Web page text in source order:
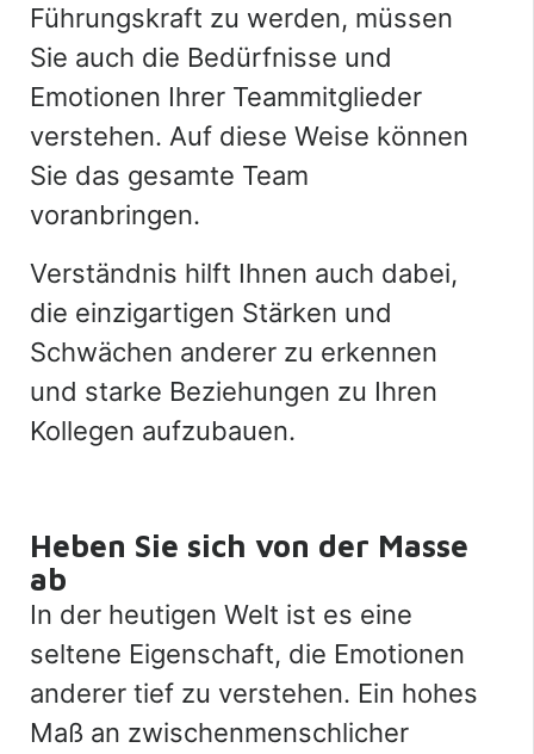
Führungskraft zu werden, müssen
Sie auch die Bedürfnisse und
Emotionen Ihrer Teammitglieder
verstehen. Auf diese Weise können
Sie das gesamte Team
voranbringen.
Verständnis hilft Ihnen auch dabei,
die einzigartigen Stärken und
Schwächen anderer zu erkennen
und starke Beziehungen zu Ihren
Kollegen aufzubauen.
Heben Sie sich von der Masse
ab
In der heutigen Welt ist es eine
seltene Eigenschaft, die Emotionen
anderer tief zu verstehen. Ein hohes
Maß an zwischenmenschlicher